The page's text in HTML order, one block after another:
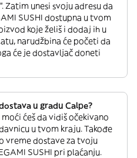
Zatim unesi svoju adresu da
SUSHI dostupna u tvom
koje želiš i dodaj ih u
narudžbina će početi da
će je dostavljač doneti
u gradu Calpe?
ćeš da vidiš očekivano
u tvom kraju. Takođe
vreme dostave za tvoju
SUSHI pri plaćanju.